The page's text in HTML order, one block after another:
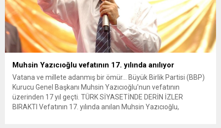
Muhsin Yazıcıoğlu vefatının 17. yılında anılıyor
Vatana ve millete adanmış bir ömür... Büyük Birlik Partisi (BBP)
Kurucu Genel Başkanı Muhsin Yazıcıoğlu'nun vefatının
üzerinden 17 yıl geçti. TÜRK SİYASETİNDE DERİN İZLER
BIRAKTI Vefatının 17. yılında anılan Muhsin Yazıcıoğlu,